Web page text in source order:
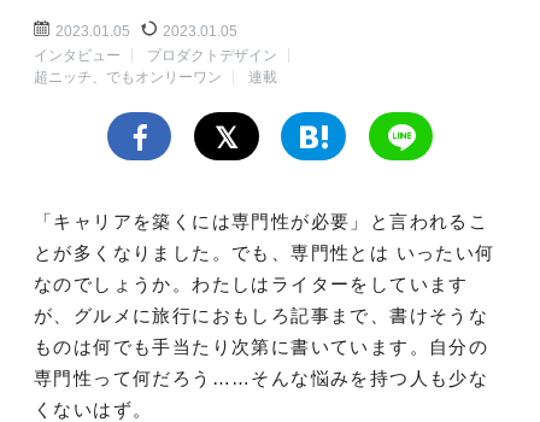
2023.01.05
2023.01.05
インタビュー
プロダクトデザイン
超ニッチ、でもオンリーワン
連載
「キャリアを築くには専門性が必要」と言われるこ
とが多くなりました。でも、専門性とは いったい何
なのでしょうか。わたしはライターをしています
が、グルメに旅行におもしろ記事まで、書けそうな
ものは何でも手当たり次第に書いています。自分の
専門性って何だろう……そんな悩みを持つ人も少な
くないはず。